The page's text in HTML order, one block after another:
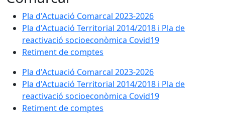
Pla d'Actuació Comarcal 2023-2026
Pla d'Actuació Territorial 2014/2018 i Pla de
reactivació socioeconòmica Covid19
Retiment de comptes
Pla d'Actuació Comarcal 2023-2026
Pla d'Actuació Territorial 2014/2018 i Pla de
reactivació socioeconòmica Covid19
Retiment de comptes